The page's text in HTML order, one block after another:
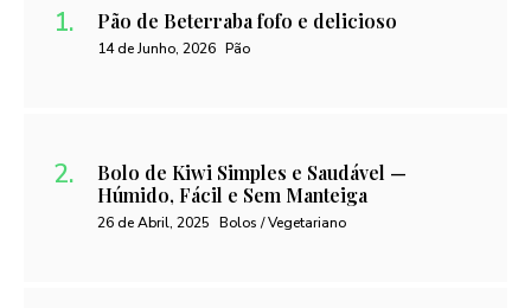
Pão de Beterraba fofo e delicioso
14 de Junho, 2026 Pão
Bolo de Kiwi Simples e Saudável —
Húmido, Fácil e Sem Manteiga
26 de Abril, 2025 Bolos / Vegetariano